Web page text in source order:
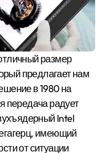
размер
предлагает нам
в 1980 на
передача радует
Intel
имеющий
от ситуации